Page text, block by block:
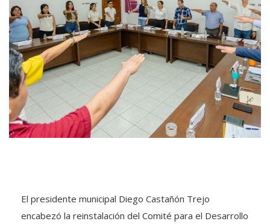
El presidente municipal Diego Castañón Trejo
encabezó la reinstalación del Comité para el Desarrollo